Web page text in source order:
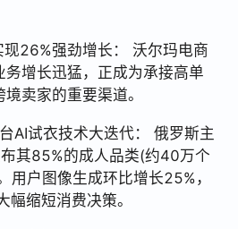
26%强劲增长： 沃尔玛电商
增长迅猛，正成为承接高单
卖家的重要渠道。
AI试衣技术大迭代： 俄罗斯主
其85%的成人品类(约40万个
用户图像生成环比增长25%，
缩短消费决策。